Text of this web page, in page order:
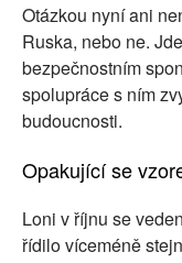
Otázkou nyní ani
Ruska, nebo ne.
bezpečnostním
spolupráce s ním
budoucnosti.
Opakující se
Loni v říjnu se
řídilo víceméně